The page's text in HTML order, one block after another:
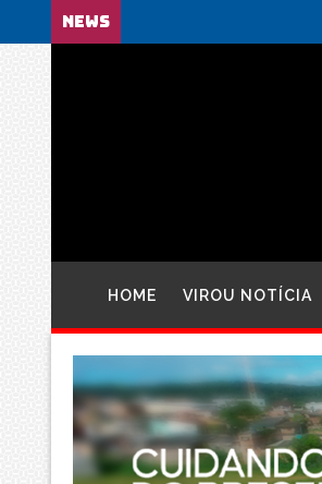
NEWS
HOME VIROU NOTÍCIA